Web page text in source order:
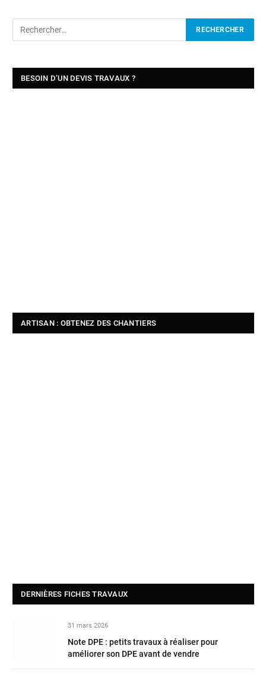
BESOIN D’UN DEVIS TRAVAUX ?
ARTISAN : OBTENEZ DES CHANTIERS
DERNIÈRES FICHES TRAVAUX
31 mars 2026
Note DPE : petits travaux à réaliser pour
améliorer son DPE avant de vendre